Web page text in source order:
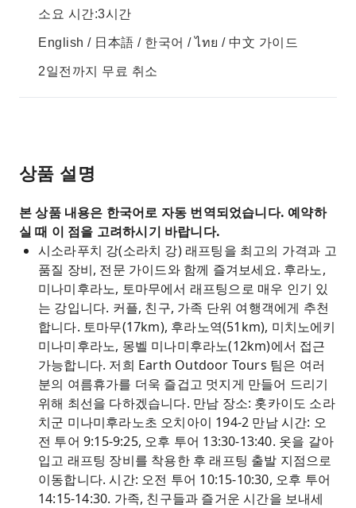
소요 시간:3시간
English / 日本語 / 한국어 / ไทย / 中文 가이드
2일전까지 무료 취소
상품 설명
본 상품 내용은 한국어로 자동 번역되었습니다. 예약하
실 때 이 점을 고려하시기 바랍니다.
시소라푸치 강(소라치 강) 래프팅을 최고의 가격과 고
품질 장비, 전문 가이드와 함께 즐겨보세요. 후라노,
미나미후라노, 토마무에서 래프팅으로 매우 인기 있
는 강입니다. 커플, 친구, 가족 단위 여행객에게 추천
합니다. 토마무(17km), 후라노역(51km), 미치노에키
미나미후라노, 몽벨 미나미후라노(12km)에서 접근
가능합니다. 저희 Earth Outdoor Tours 팀은 여러
분의 여름휴가를 더욱 즐겁고 멋지게 만들어 드리기
위해 최선을 다하겠습니다. 만남 장소: 홋카이도 소라
치군 미나미후라노초 오치아이 194-2 만남 시간: 오
전 투어 9:15-9:25, 오후 투어 13:30-13:40. 옷을 갈아
입고 래프팅 장비를 착용한 후 래프팅 출발 지점으로
이동합니다. 시간: 오전 투어 10:15-10:30, 오후 투어
14:15-14:30. 가족, 친구들과 즐거운 시간을 보내세